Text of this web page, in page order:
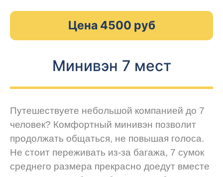
Цена 4500 руб
Минивэн 7 мест
Путешествуете небольшой компанией до 7
человек? Комфортный минивэн позволит
продолжать общаться, не повышая голоса.
Не стоит переживать из-за багажа, 7 сумок
среднего размера прекрасно доедут вместе